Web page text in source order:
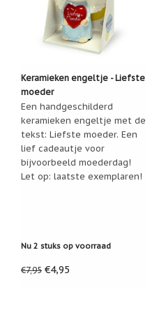
Keramieken engeltje - Liefste
moeder
Een handgeschilderd
keramieken engeltje met de
tekst: Liefste moeder. Een
lief cadeautje voor
bijvoorbeeld moederdag!
Let op: laatste exemplaren!
Nu 2 stuks op voorraad
€7,95 €4,95